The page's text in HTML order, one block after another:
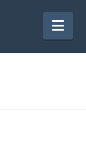
กา
ทา